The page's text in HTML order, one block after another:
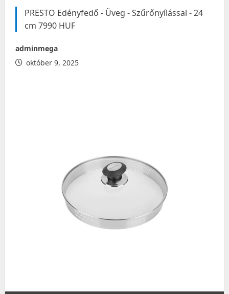
PRESTO Edényfedő - Üveg - Szűrőnyílással - 24
cm 7990 HUF
adminmega
október 9, 2025